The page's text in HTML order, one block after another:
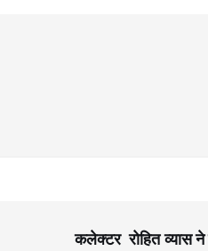
कलेक्टर रोहित व्यास